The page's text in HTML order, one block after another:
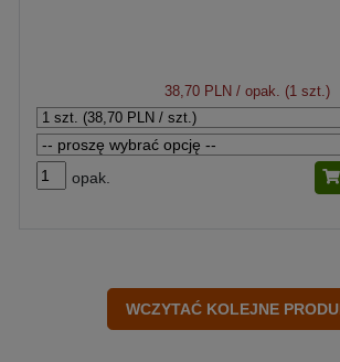
38,70 PLN / opak. (1 szt.)
opak.